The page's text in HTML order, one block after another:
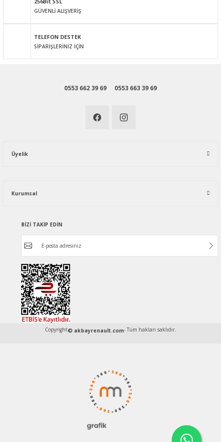
GÜVENLİ ALIŞVERİŞ
TELEFON DESTEK
SİPARİŞLERİNİZ İÇİN
0553 662 39 69 0553 663 39 69
Üyelik
Kurumsal
BİZİ TAKİP EDİN
Copyright© akbayrenault.com- Tüm hakları saklıdır.